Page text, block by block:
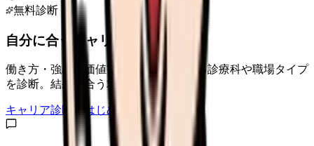
無料診断
自分に合うキャリアタイプは？
働き方・強み・価値観から、向いている診療科や職場タイプ
を診断。結果に合う求人も表示。
キャリア診断をはじめる